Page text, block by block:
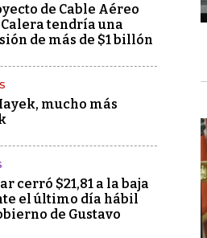
de Cable Aéreo
Calera tendría una
de más de $1 billón
mucho más
cerró $21,81 a la baja
el último día hábil
de Gustavo